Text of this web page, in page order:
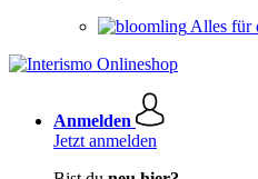
Alles für
Anmelden
Jetzt anmelden